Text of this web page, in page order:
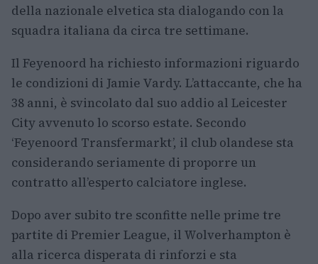
della nazionale elvetica sta dialogando con la
squadra italiana da circa tre settimane.
Il Feyenoord ha richiesto informazioni riguardo
le condizioni di Jamie Vardy. L’attaccante, che ha
38 anni, è svincolato dal suo addio al Leicester
City avvenuto lo scorso estate. Secondo
‘Feyenoord Transfermarkt’, il club olandese sta
considerando seriamente di proporre un
contratto all’esperto calciatore inglese.
Dopo aver subito tre sconfitte nelle prime tre
partite di Premier League, il Wolverhampton è
alla ricerca disperata di rinforzi e sta